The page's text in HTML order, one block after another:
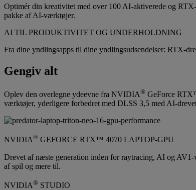
Optimér din kreativitet med over 100 AI-aktiverede og
pakke af AI-værktøjer.
AI TIL PRODUKTIVITET OG UNDERHOLDNING
Fra dine yndlingsapps til dine yndlingsudsendelser: RTX-
Gengiv alt
Oplev den overlegne ydeevne fra NVIDIA® GeForce
værktøjer, yderligere forbedret med DLSS 3,5 med AI-
NVIDIA® GEFORCE RTX™ 4070 LAPTOP-GPU
Drevet af næste generation inden for raytracing, AI og
af spil og mere til.
NVIDIA® STUDIO